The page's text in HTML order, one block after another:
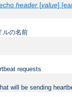
header[value]
ルの名前
requests
will be sending